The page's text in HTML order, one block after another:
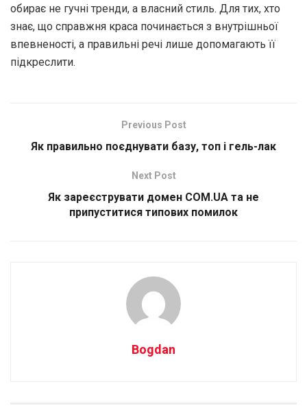
обирає не гучні тренди, а власний стиль. Для тих, хто
знає, що справжня краса починається з внутрішньої
впевненості, а правильні речі лише допомагають її
підкреслити.
Previous Post
Як правильно поєднувати базу, топ і гель-лак
Next Post
Як зареєструвати домен COM.UA та не
припуститися типових помилок
Bogdan